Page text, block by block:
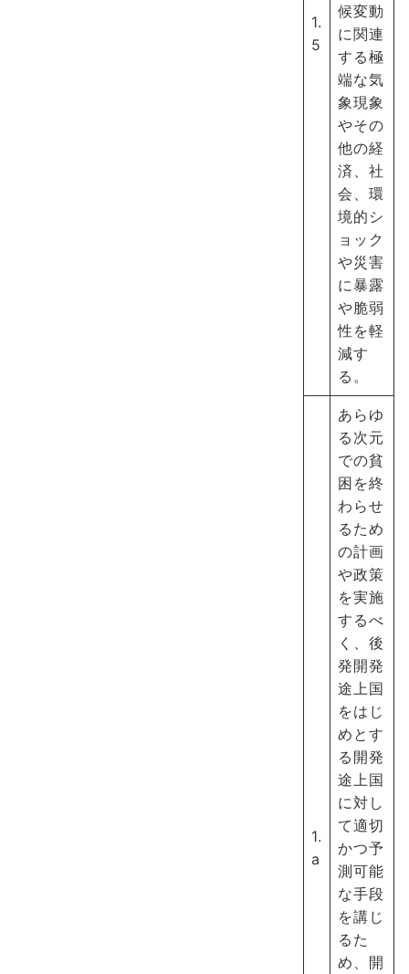
1.
5
候変動
に関連
する極
端な気
象現象
やその
他の経
済、社
会、環
境的シ
ョック
や災害
に暴露
や脆弱
性を軽
減す
る。
1.
a
あらゆ
る次元
での貧
困を終
わらせ
るため
の計画
や政策
を実施
するべ
く、後
発開発
途上国
をはじ
めとす
る開発
途上国
に対し
て適切
かつ予
測可能
な手段
を講じ
るた
め、開